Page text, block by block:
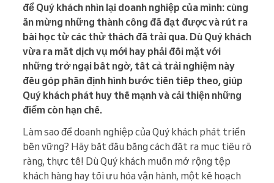
để Quý khách nhìn lại doanh nghiệp của mình: cùng
ăn mừng những thành công đã đạt được và rút ra
bài học từ các thử thách đã trải qua. Dù Quý khách
vừa ra mắt dịch vụ mới hay phải đối mặt với
những trở ngại bất ngờ, tất cả trải nghiệm này
đều góp phần định hình bước tiến tiếp theo, giúp
Quý khách phát huy thế mạnh và cải thiện những
điểm còn hạn chế.
Làm sao để doanh nghiệp của Quý khách phát triển
bền vững? Hãy bắt đầu bằng cách đặt ra mục tiêu rõ
ràng, thực tế! Dù Quý khách muốn mở rộng tệp
khách hàng hay tối ưu hóa vận hành, một kế hoạch